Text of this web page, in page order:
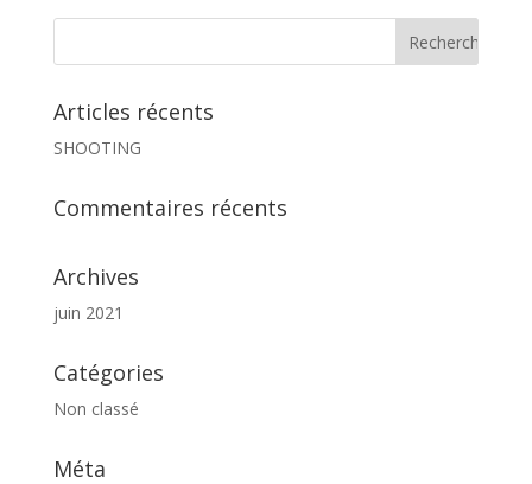
Articles récents
SHOOTING
Commentaires récents
Archives
juin 2021
Catégories
Non classé
Méta